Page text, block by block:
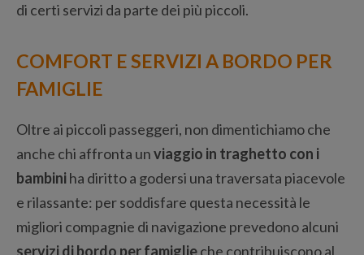
di certi servizi da parte dei più piccoli.
COMFORT E SERVIZI A BORDO PER
FAMIGLIE
Oltre ai piccoli passeggeri, non dimentichiamo che
anche chi affronta unviaggio in traghetto con i
bambiniha diritto a godersi una traversata piacevole
e rilassante: per soddisfare questa necessità le
migliori compagnie di navigazione prevedono alcuni
servizi di bordo per famiglieche contribuiscono al